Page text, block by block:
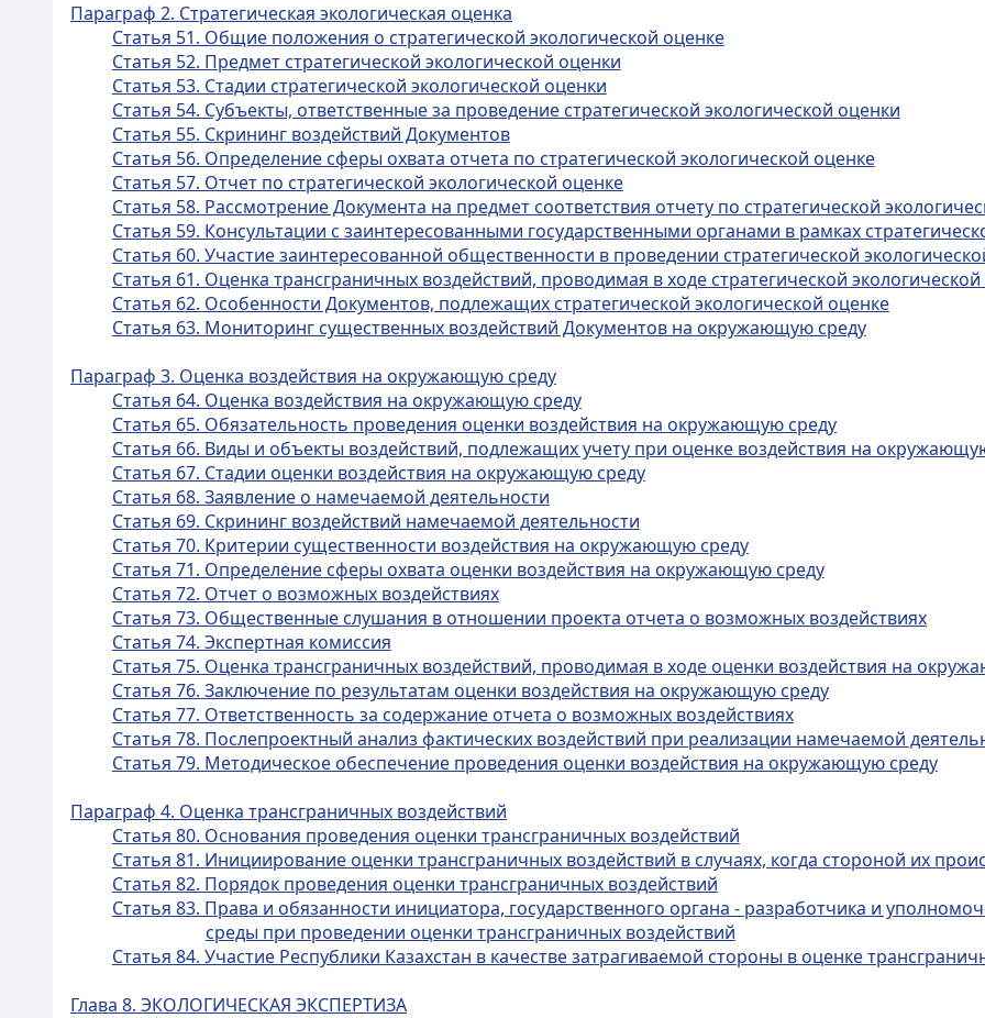
Параграф 2. Стратегическая экологическая оценка
Статья 51. Общие положения о стратегической экологической оценке
Статья 52. Предмет стратегической экологической оценки
Статья 53. Стадии стратегической экологической оценки
Статья 54. Субъекты, ответственные за проведение стратегической экологической оценки
Статья 55. Скрининг воздействий Документов
Статья 56. Определение сферы охвата отчета по стратегической экологической оценке
Статья 57. Отчет по стратегической экологической оценке
Статья 58. Рассмотрение Документа на предмет соответствия отчету по стратегической
Статья 59. Консультации с заинтересованными государственными органами в рамках
Статья 60. Участие заинтересованной общественности в проведении стратегической
Статья 61. Оценка трансграничных воздействий, проводимая в ходе стратегической
Статья 62. Особенности Документов, подлежащих стратегической экологической оценке
Статья 63. Мониторинг существенных воздействий Документов на окружающую среду
Параграф 3. Оценка воздействия на окружающую среду
Статья 64. Оценка воздействия на окружающую среду
Статья 65. Обязательность проведения оценки воздействия на окружающую среду
Статья 66. Виды и объекты воздействий, подлежащих учету при оценке воздействия на
Статья 67. Стадии оценки воздействия на окружающую среду
Статья 68. Заявление о намечаемой деятельности
Статья 69. Скрининг воздействий намечаемой деятельности
Статья 70. Критерии существенности воздействия на окружающую среду
Статья 71. Определение сферы охвата оценки воздействия на окружающую среду
Статья 72. Отчет о возможных воздействиях
Статья 73. Общественные слушания в отношении проекта отчета о возможных воздействиях
Статья 74. Экспертная комиссия
Статья 75. Оценка трансграничных воздействий, проводимая в ходе оценки воздействия на
Статья 76. Заключение по результатам оценки воздействия на окружающую среду
Статья 77. Ответственность за содержание отчета о возможных воздействиях
Статья 78. Послепроектный анализ фактических воздействий при реализации намечаемой
Статья 79. Методическое обеспечение проведения оценки воздействия на окружающую среду
Параграф 4. Оценка трансграничных воздействий
Статья 80. Основания проведения оценки трансграничных воздействий
Статья 81. Инициирование оценки трансграничных воздействий в случаях, когда стороной их
Статья 82. Порядок проведения оценки трансграничных воздействий
Статья 83. Права и обязанности инициатора, государственного органа - разработчика и
среды при проведении оценки трансграничных воздействий
Статья 84. Участие Республики Казахстан в качестве затрагиваемой стороны в оценке
Глава 8. ЭКОЛОГИЧЕСКАЯ ЭКСПЕРТИЗА